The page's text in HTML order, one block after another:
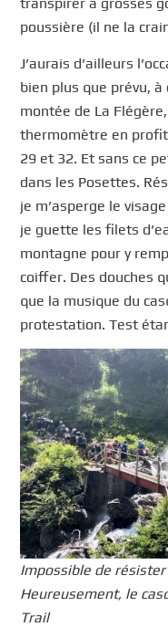
poussière (il ne la
J’aurais d’ailleurs
bien plus que prévu, à
montée de La
thermomètre en
29 et 32. Et sans ce
dans les Posettes.
je m’asperge le
je guette les filets
montagne pour y
coiffer. Des douches
que la musique du
protestation. Test
Impossible de résister
Heureusement, le
Trail